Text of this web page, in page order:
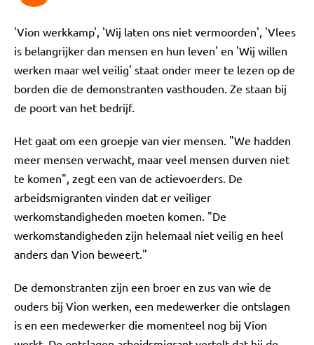
'Vion werkkamp', 'Wij laten ons niet vermoorden', 'Vlees
is belangrijker dan mensen en hun leven' en 'Wij willen
werken maar wel veilig' staat onder meer te lezen op de
borden die de demonstranten vasthouden. Ze staan bij
de poort van het bedrijf.
Het gaat om een groepje van vier mensen. "We hadden
meer mensen verwacht, maar veel mensen durven niet
te komen", zegt een van de actievoerders. De
arbeidsmigranten vinden dat er veiliger
werkomstandigheden moeten komen. "De
werkomstandigheden zijn helemaal niet veilig en heel
anders dan Vion beweert."
De demonstranten zijn een broer en zus van wie de
ouders bij Vion werken, een medewerker die ontslagen
is en een medewerker die momenteel nog bij Vion